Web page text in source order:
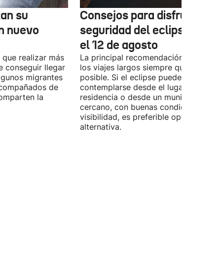
su
nuevo
realizar más
conseguir llegar
migrantes
de
la
Consejos para disfrutar
seguridad del eclipse solar
el 12 de agosto
La principal recomendación es evitar
los viajes largos siempre que sea
posible. Si el eclipse puede
contemplarse desde el lugar de
residencia o desde un municipio
cercano, con buenas condiciones de
visibilidad, es preferible optar por
alternativa.